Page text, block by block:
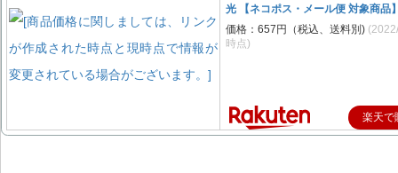
光 【ネコポス・メール便 対象商品
価格：657円（税込、送料別)
時点)
楽天で